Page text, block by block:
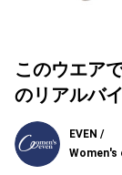
このウエア
のリアルバ
EVEN /
Women's